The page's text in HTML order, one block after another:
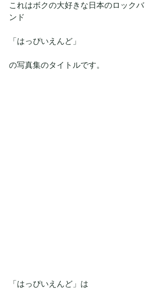
これはボクの大好きな日本のロックバ
ンド
「はっぴいえんど」
の写真集のタイトルです。
「はっぴいえんど」は